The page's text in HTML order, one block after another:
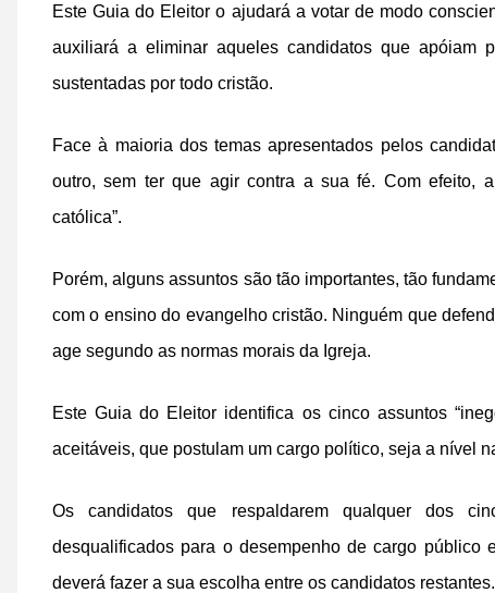
Este Guia do Eleitor o ajudará a votar de modo
auxiliará a eliminar aqueles candidatos que apóiam
sustentadas por todo cristão.
Face à maioria dos temas apresentados pelos
outro, sem ter que agir contra a sua fé. Com efeito,
católica”.
Porém, alguns assuntos são tão importantes, tão
com o ensino do evangelho cristão. Ninguém que
age segundo as normas morais da Igreja.
Este Guia do Eleitor identifica os cinco assuntos
aceitáveis, que postulam um cargo político, seja a nível
Os candidatos que respaldarem qualquer dos
desqualificados para o desempenho de cargo público
deverá fazer a sua escolha entre os candidatos restantes.